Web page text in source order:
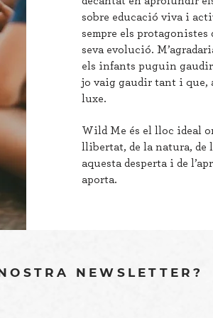
sobre educació viva i
sempre els
seva evolució.
els infants puguin
jo vaig gaudir tant i que,
luxe.
Wild Me és el lloc ideal
llibertat, de la natura, de
aquesta desperta i de
aporta.
NEWSLETTER?